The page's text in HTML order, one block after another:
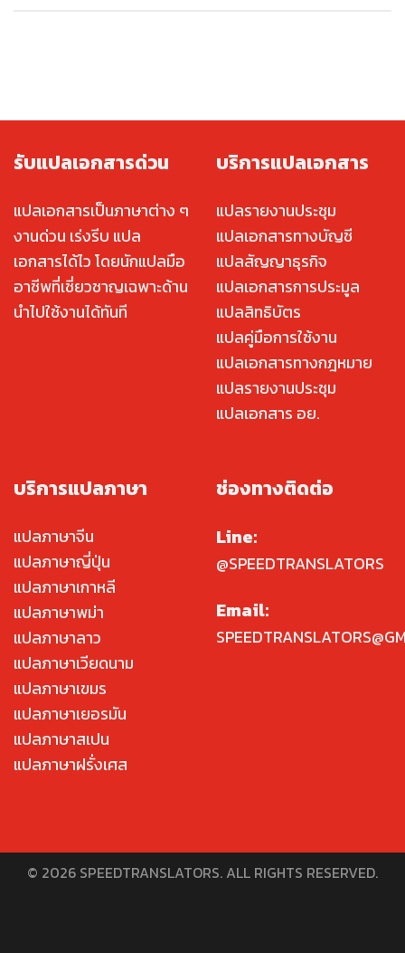
รับแปลเอกสารด่วน
แปลเอกสารเป็นภาษาต่าง ๆ
งานด่วน เร่งรีบ แปล
เอกสารได้ไว โดยนักแปลมือ
อาชีพที่เชี่ยวชาญเฉพาะด้าน
นำไปใช้งานได้ทันที
บริการแปลเอกสาร
แปลรายงานประชุม
แปลเอกสารทางบัญชี
แปลสัญญาธุรกิจ
แปลเอกสารการประมูล
แปลสิทธิบัตร
แปลคู่มือการใช้งาน
แปลเอกสารทางกฎหมาย
แปลรายงานประชุม
แปลเอกสาร อย.
บริการแปลภาษา
แปลภาษาจีน
แปลภาษาญี่ปุ่น
แปลภาษาเกาหลี
แปลภาษาพม่า
แปลภาษาลาว
แปลภาษาเวียดนาม
แปลภาษาเขมร
แปลภาษาเยอรมัน
แปลภาษาสเปน
แปลภาษาฝรั่งเศส
ช่องทางติดต่อ
Line:
@SPEEDTRANSLATORS
Email:
© 2026 SPEEDTRANSLATORS. ALL RIGHTS RESERVED.